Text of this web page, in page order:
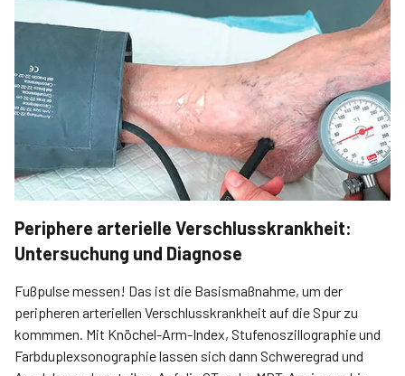
Periphere arterielle Verschlusskrankheit:
Untersuchung und Diagnose
Fußpulse messen! Das ist die Basismaßnahme, um der
peripheren arteriellen Verschlusskrankheit auf die Spur zu
kommmen. Mit Knöchel-Arm-Index, Stufen­oszillographie und
Farbduplexsonographie lassen sich dann Schweregrad und